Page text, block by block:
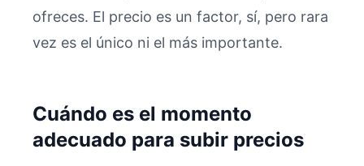
ofreces. El precio es un factor, sí, pero rara
vez es el único ni el más importante.
Cuándo es el momento
adecuado para subir precios